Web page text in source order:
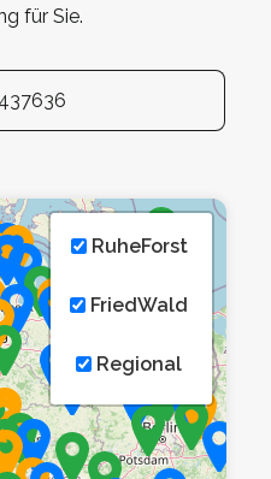
für Sie.
RuheForst
FriedWald
Regional